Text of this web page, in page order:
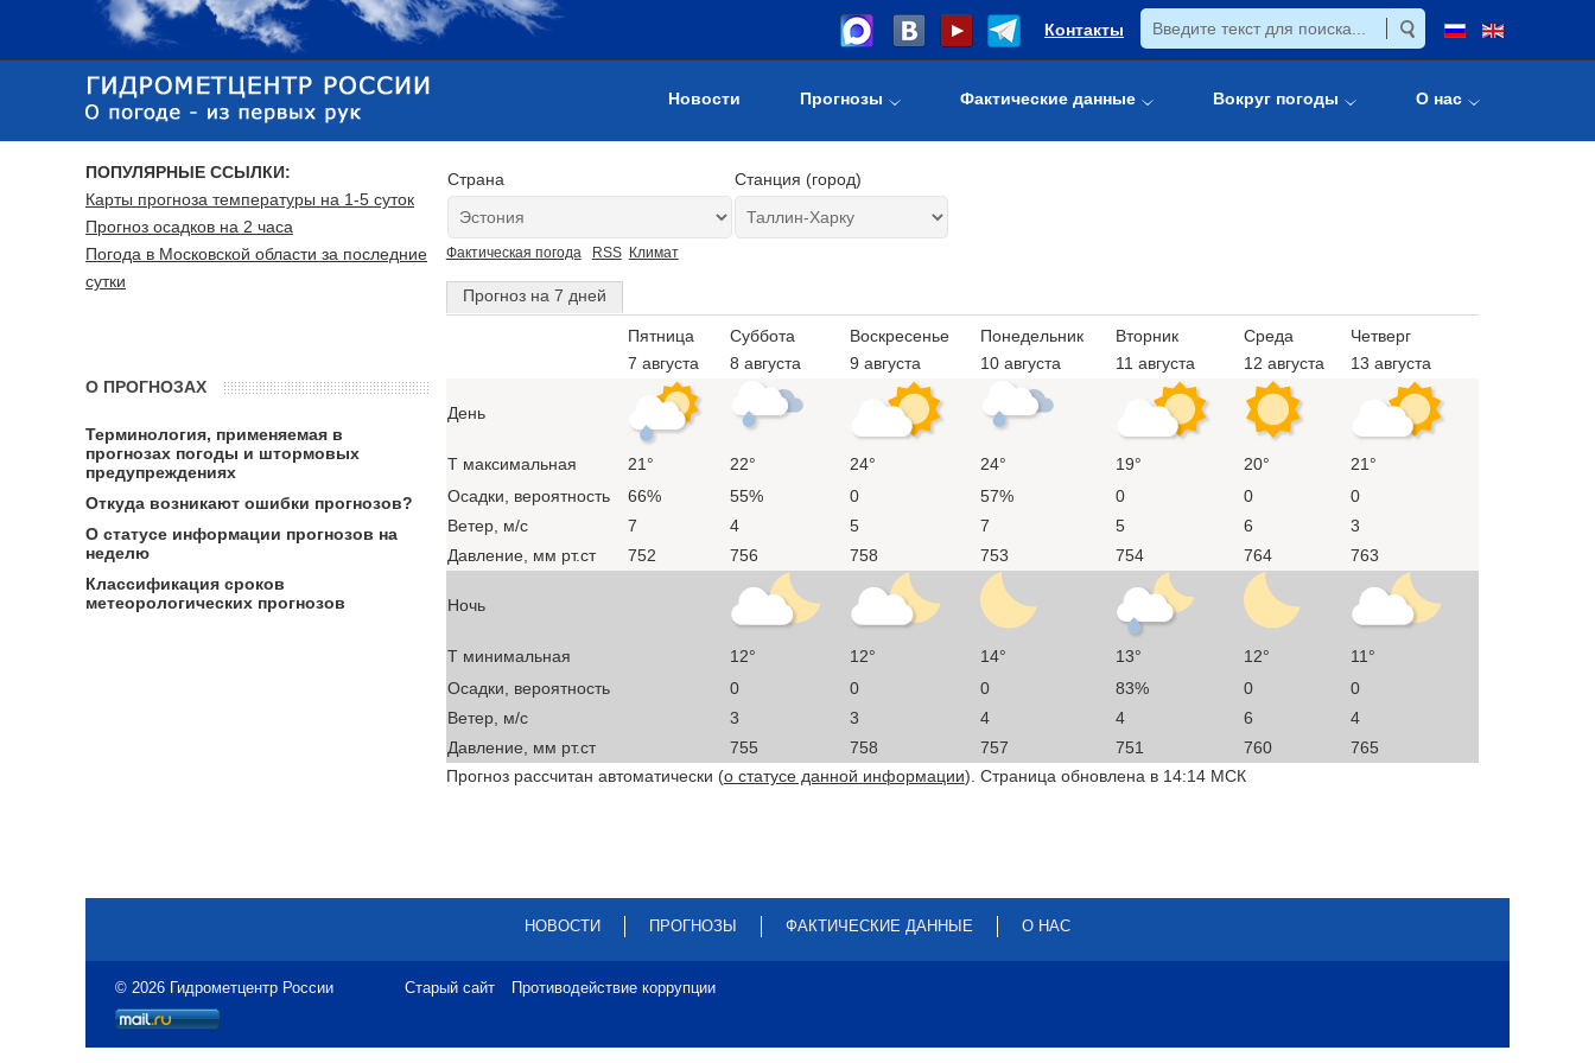
Контакты
Новости Прогнозы Фактические данные Вокруг погоды О нас
Страна Станция (город)
Фактическая погода RSS Климат
Прогноз на 7 дней
Пятница
7 августа
Суббота
8 августа
Воскресенье
9 августа
Понедельник
10 августа
Вторник
11 августа
Среда
12 августа
Четверг
13 августа
День
T максимальная 21° 22° 24° 24° 19° 20°
21°
Осадки, вероятность
66% 55% 0 57% 0 0
0
Ветер, м/с
7 4 5 7 5 6
3
Давление, мм рт.ст
752 756 758 753 754 764 763
Ночь
T минимальная 12° 12° 14° 13° 12°
11°
Осадки, вероятность
0 0 0 83% 0
0
Ветер, м/с
3 3 4 4 6
4
Давление, мм рт.ст
755 758 757 751 760
765
Прогноз рассчитан автоматически (о статусе данной информации). Страница обновлена в 14:14 МСК
ПОПУЛЯРНЫЕ ССЫЛКИ:
Карты прогноза температуры на 1-5 суток
Прогноз осадков на 2 часа
Погода в Московской области за последние
сутки
О ПРОГНОЗАХ
Терминология, применяемая в
прогнозах погоды и штормовых
предупреждениях
Откуда возникают ошибки прогнозов?
О статусе информации прогнозов на
неделю
Классификация сроков
метеорологических прогнозов
НОВОСТИ ПРОГНОЗЫ ФАКТИЧЕСКИЕ ДАННЫЕ О НАС
© 2026 Гидрометцентр России Старый сайт Противодействие коррупции